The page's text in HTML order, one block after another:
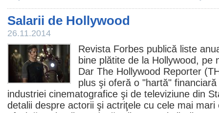
Salarii de Hollywood
26.11.2014
Revista Forbes publică liste
bine plătite de la Hollywood, pe
Dar The Hollywood Reporter
plus şi oferă o "hartă"
industriei cinematografice şi de televiziune din
detalii despre actorii şi actriţele cu cele mai